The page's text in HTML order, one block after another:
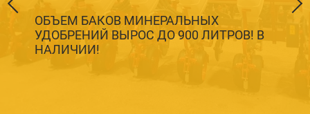
ОБЪЕМ БАКОВ МИНЕРАЛЬНЫХ
УДОБРЕНИЙ ВЫРОС ДО 900 ЛИТРОВ! В
НАЛИЧИИ!